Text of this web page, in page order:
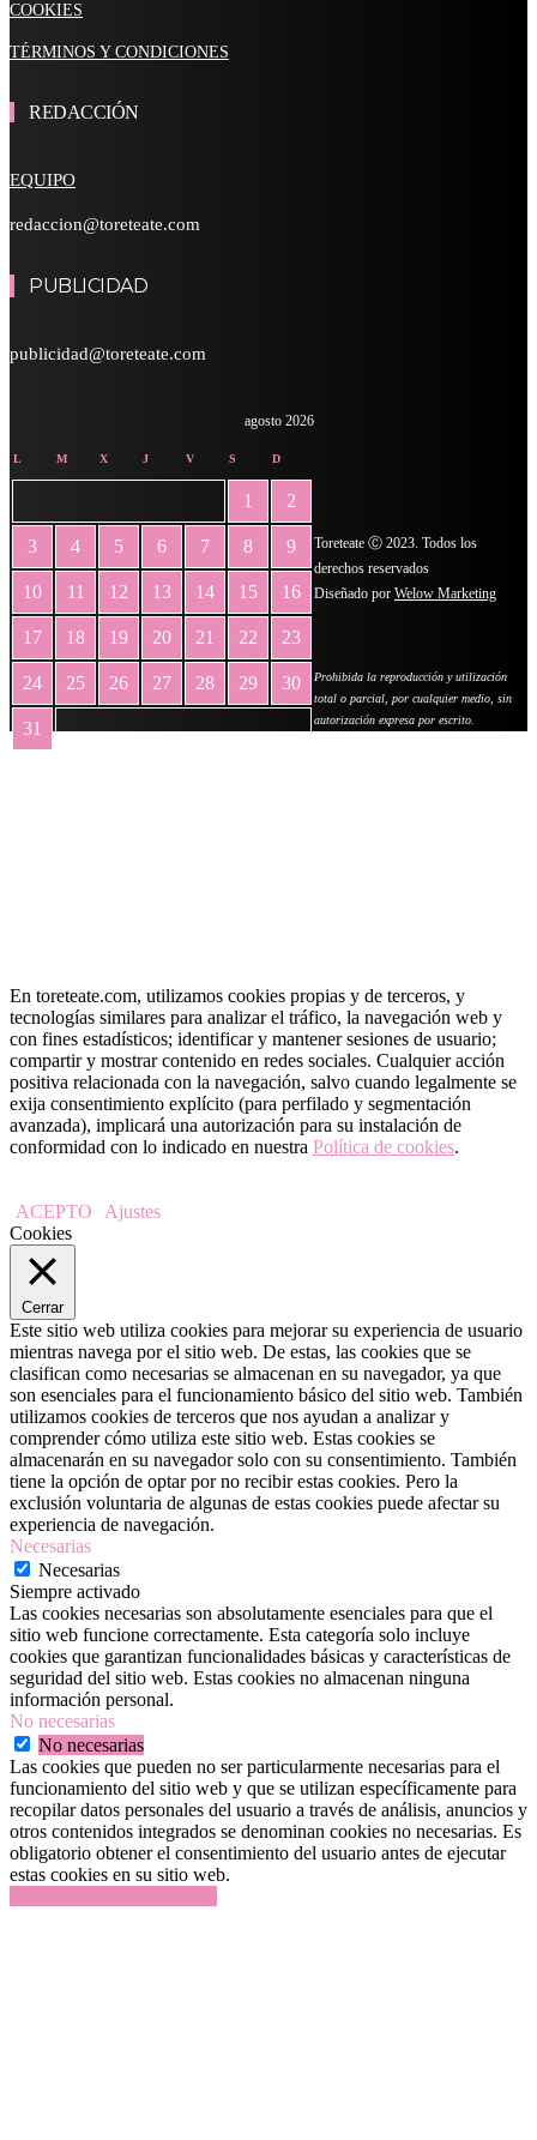
COOKIES
TÉRMINOS Y CONDICIONES
REDACCIÓN
EQUIPO
redaccion@toreteate.com
PUBLICIDAD
publicidad@toreteate.com
agosto 2026
L M X J V S D
1 2
3 4 5 6 7 8 9
10 11 12 13 14 15 16
17 18 19 20 21 22 23
24 25 26 27 28 29 30
31
Toreteate Ⓒ 2023. Todos los
derechos reservados
Diseñado por Welow Marketing
Prohibida la reproducción y utilización
total o parcial, por cualquier medio, sin
autorización expresa por escrito.
En toreteate.com, utilizamos cookies propias y de terceros, y
tecnologías similares para analizar el tráfico, la navegación web y
con fines estadísticos; identificar y mantener sesiones de usuario;
compartir y mostrar contenido en redes sociales. Cualquier acción
positiva relacionada con la navegación, salvo cuando legalmente se
exija consentimiento explícito (para perfilado y segmentación
avanzada), implicará una autorización para su instalación de
conformidad con lo indicado en nuestra Política de cookies.
ACEPTO
Ajustes
Cookies
Cerrar
Este sitio web utiliza cookies para mejorar su experiencia de usuario
mientras navega por el sitio web. De estas, las cookies que se
clasifican como necesarias se almacenan en su navegador, ya que
son esenciales para el funcionamiento básico del sitio web. También
utilizamos cookies de terceros que nos ayudan a analizar y
comprender cómo utiliza este sitio web. Estas cookies se
almacenarán en su navegador solo con su consentimiento. También
tiene la opción de optar por no recibir estas cookies. Pero la
exclusión voluntaria de algunas de estas cookies puede afectar su
experiencia de navegación.
Necesarias
Necesarias
Siempre activado
Las cookies necesarias son absolutamente esenciales para que el
sitio web funcione correctamente. Esta categoría solo incluye
cookies que garantizan funcionalidades básicas y características de
seguridad del sitio web. Estas cookies no almacenan ninguna
información personal.
No necesarias
No necesarias
Las cookies que pueden no ser particularmente necesarias para el
funcionamiento del sitio web y que se utilizan específicamente para
recopilar datos personales del usuario a través de análisis, anuncios y
otros contenidos integrados se denominan cookies no necesarias. Es
obligatorio obtener el consentimiento del usuario antes de ejecutar
estas cookies en su sitio web.